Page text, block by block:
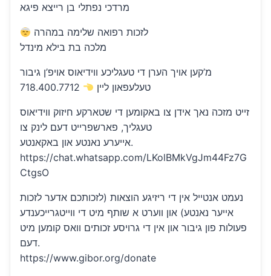
מרדכי נפתלי בן רייצא פיגא
לזכות רפואה שלימה במהרה
מלכה בת בילא מינדל
מ’קען אויך הערן די טעגליכע ווידיאוס אויפ’ן גיבור
טעלעפאון ליין
זייט מזכה נאך אידן צו באקומען די שטארקע חיזוק ווידיאוס
טעגליך, פארשפרייט דעם לינק צו
אייערע נאנטע און באקאנטע.
https://chat.whatsapp.com/LKolBMkVgJm44Fz7G
CtgsO
נעמט אנטייל אין די ריזיגע הוצאות (לזכותכם אדער לזכות
אייער נאנטע) און ווערט א שותף מיט די ווייטגרייכענדע
פעולות פון גיבור און אין די גרויסע זכותים וואס קומען מיט
דעם.
https://www.gibor.org/donate